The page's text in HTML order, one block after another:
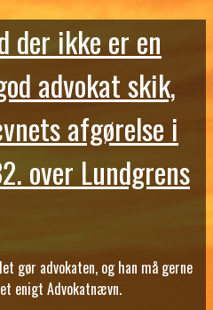
der ikke er en
advokat skik,
afgørelse i
over Lundgrens
gør advokaten, og han må gerne
enigt Advokatnævn.